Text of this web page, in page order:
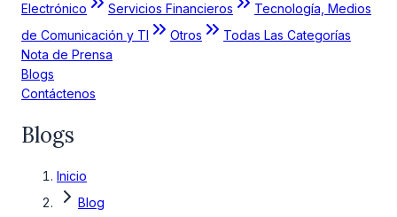
Electrónico
Servicios Financieros
Tecnología, Medios
de Comunicación y TI
Otros
Todas Las Categorías
Nota de Prensa
Blogs
Contáctenos
Blogs
Inicio
Blog